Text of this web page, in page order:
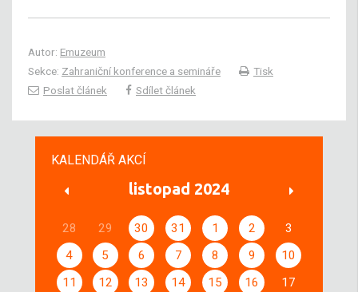
Autor: Emuzeum
Sekce: Zahraniční konference a semináře
Tisk
Poslat článek
Sdílet článek
KALENDÁŘ AKCÍ
listopad 2024
28 29 30 31 1 2
3
4
5 6 7 8 9
10
11
12 13 14 15 16
17